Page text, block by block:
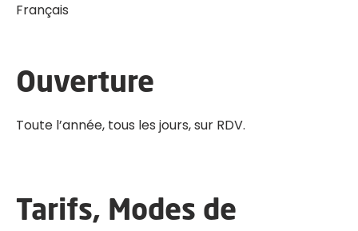
Français
Ouverture
Toute l’année, tous les jours, sur RDV.
Tarifs, Modes de